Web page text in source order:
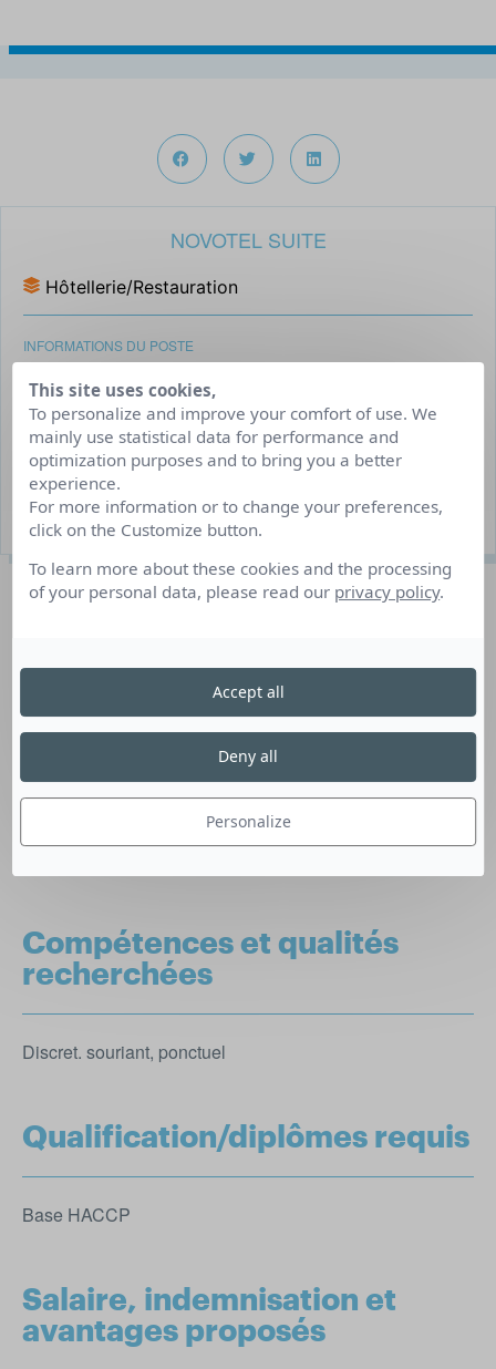
NOVOTEL SUITE
Hôtellerie/Restauration
INFORMATIONS DU POSTE
Job d’été/job hiver
Clermont-Ferrand
Du 15/06/2026 AU 30/08/2026
3 poste(s) à pourvoir
Description du poste
Serveuse petit déjeuner :
Accueillir les clients.
Ranger et entretenir la salle de petit-déjeuner.
Débarrassage des tables.
Organiser et préparer les offices : nettoyage, alimentation
Compétences et qualités
recherchées
Discret. souriant, ponctuel
Qualification/diplômes requis
Base HACCP
Salaire, indemnisation et
avantages proposés
This site uses cookies,
To personalize and improve your comfort of use. We
mainly use statistical data for performance and
optimization purposes and to bring you a better
experience.
For more information or to change your preferences,
click on the Customize button.
To learn more about these cookies and the processing
of your personal data, please read our privacy policy.
Personalize
Deny all
Accept all